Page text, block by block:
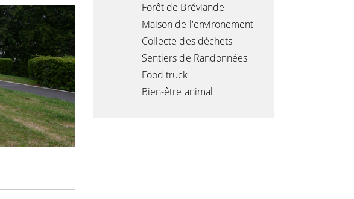
Forêt de Bréviande
Maison de l'environement
Collecte des déchets
Sentiers de Randonnées
Food truck
Bien-être animal